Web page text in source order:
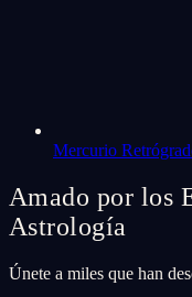
Mercurio
Amado por los
Astrología
Únete a miles que han